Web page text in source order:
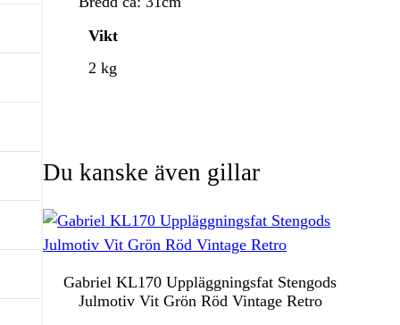
Vikt
2 kg
Du kanske även gillar
Gabriel KL170 Uppläggningsfat Stengods
Julmotiv Vit Grön Röd Vintage Retro